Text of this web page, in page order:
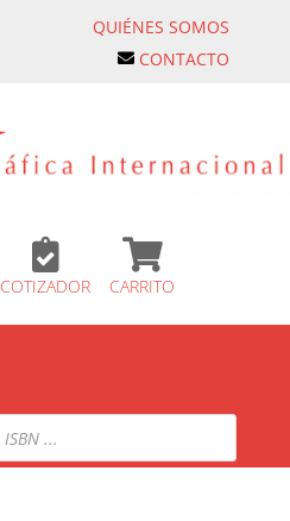
QUIÉNES SOMOS
CONTACTO

COTIZADOR

CARRITO